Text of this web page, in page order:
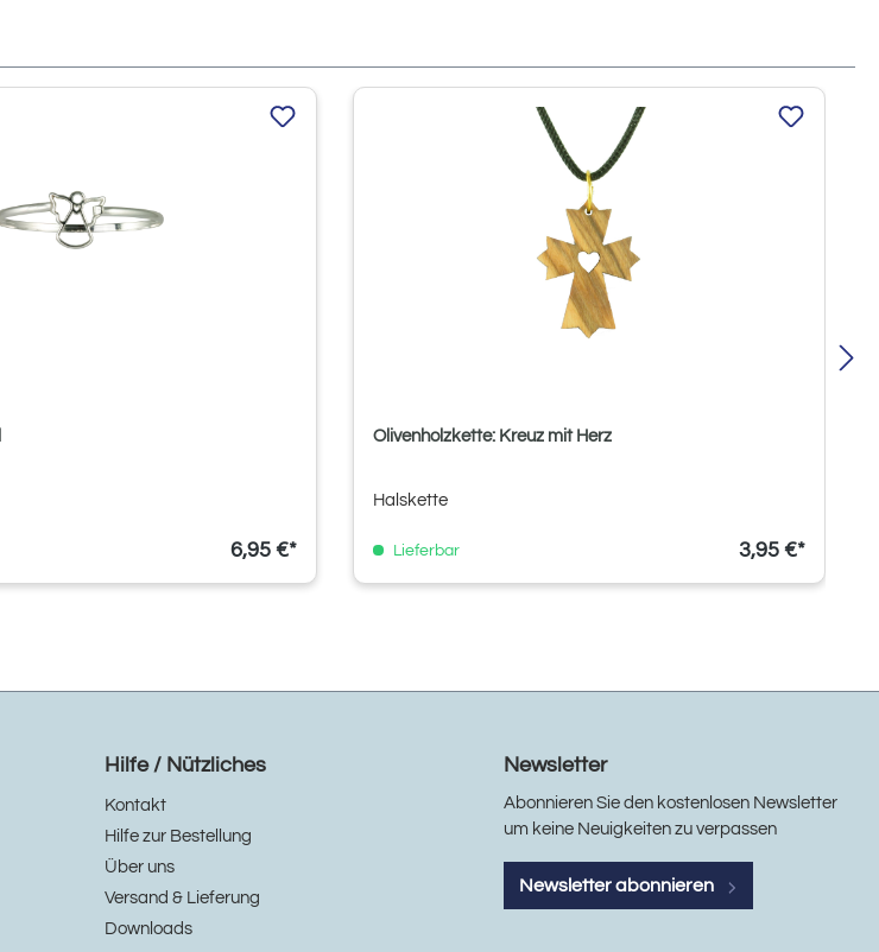
6,95 €*
Olivenholzkette: Kreuz mit Herz
Halskette
Lieferbar 3,95 €*
Hilfe / Nützliches
Kontakt
Hilfe zur Bestellung
Über uns
Versand & Lieferung
Downloads
Newsletter
Abonnieren Sie den kostenlosen Newsletter
um keine Neuigkeiten zu verpassen
Newsletter abonnieren